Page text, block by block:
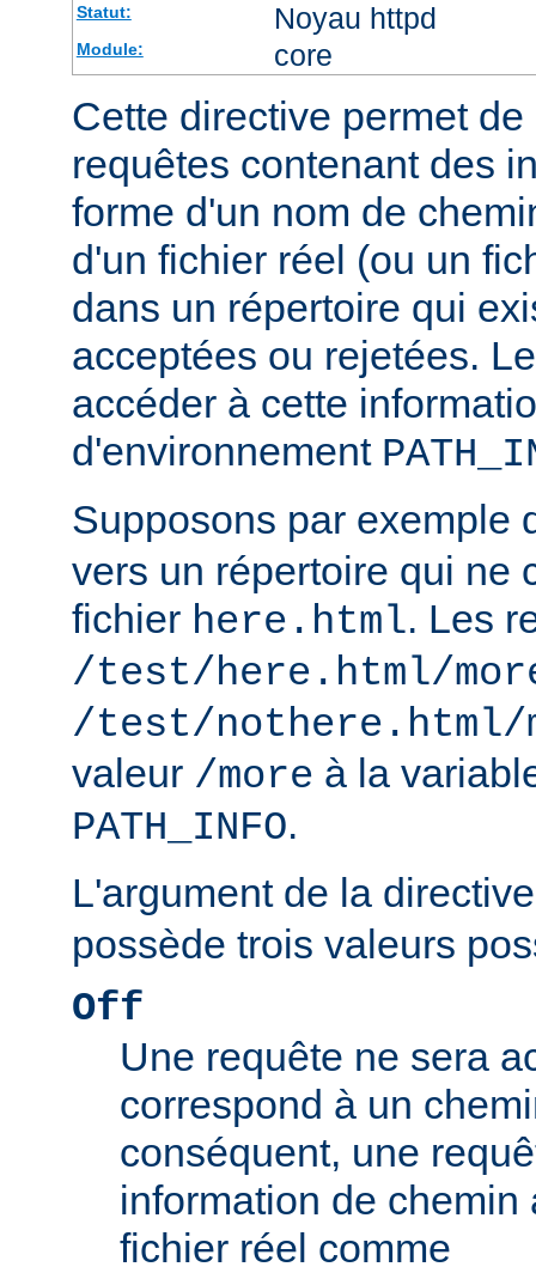
Statut: Noyau httpd
Module: core
Cette directive permet
requêtes contenant des
forme d'un nom de
d'un fichier réel (ou un
dans un répertoire qui
acceptées ou rejetées.
accéder à cette
d'environnement
Supposons par exemple
vers un répertoire qui ne
fichier here.html. Les
/test/here.html/
/test/nothere.html/
valeur /more à la
PATH_INFO.
L'argument de la
possède trois valeurs
Off
Une requête ne sera
correspond à un
conséquent, une
information de chemin
fichier réel comme